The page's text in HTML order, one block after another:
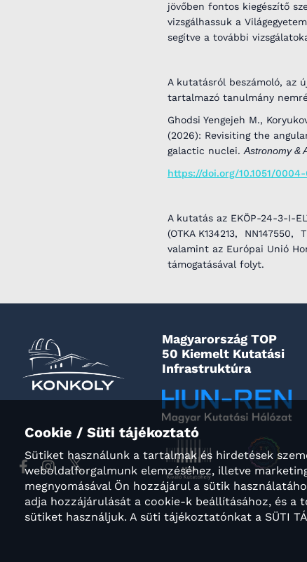
jövőben fontos kiegészítő
vizsgálhassuk a
segítve a további
A kutatásról beszámoló, az
tartalmazó tanulmány
Ghodsi Yengejeh M.,
(2026): Revisiting the
galactic nuclei. Astronomy &
https://doi.org/10.1051/
A kutatás az EKÖP-24-3-I-
(OTKA K134213, NN147550,
valamint az Európai Unió
támogatásával folyt.
Magyarország TOP
50 Kiemelt Kutatási
Infrastruktúra
Cookie / Süti tájékoztató
Sütiket használunk a tartalmak és hirdetések
weboldalforgalmunk elemzéséhez, illetve
megnyomásával Ön hozzájárul a sütik
adja hozzájárulását a cookie-k beállításához, és a
sütiket használjuk. A süti tájékoztatónkat a SÜTI